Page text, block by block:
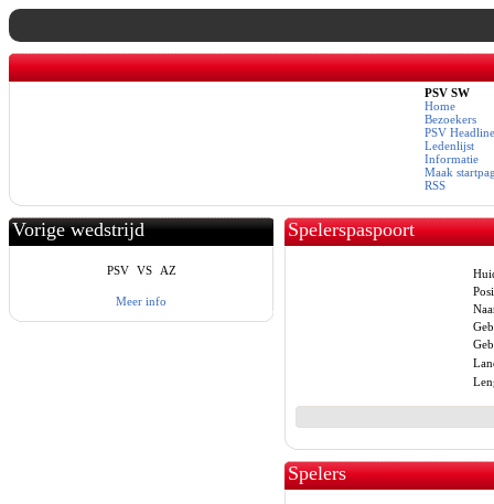
PSV SW
Home
Bezoekers
PSV
Ledenlijst
Informatie
Maak
RSS
Vorige wedstrijd
PSV VS AZ
Meer info
Spelerspaspoort
Spelers